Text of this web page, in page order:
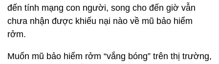
đến tính mạng con người, song cho đến giờ vẫn
chưa nhận được khiếu nại nào về mũ bảo hiểm
rởm.
Muốn mũ bảo hiểm rởm “vắng bóng” trên thị trường,